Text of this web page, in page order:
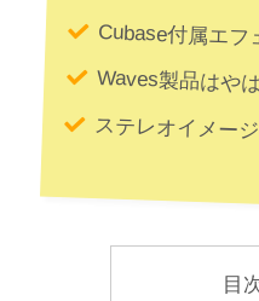
Cubase付属エフ
Waves製品はや
ステレオイメー
目